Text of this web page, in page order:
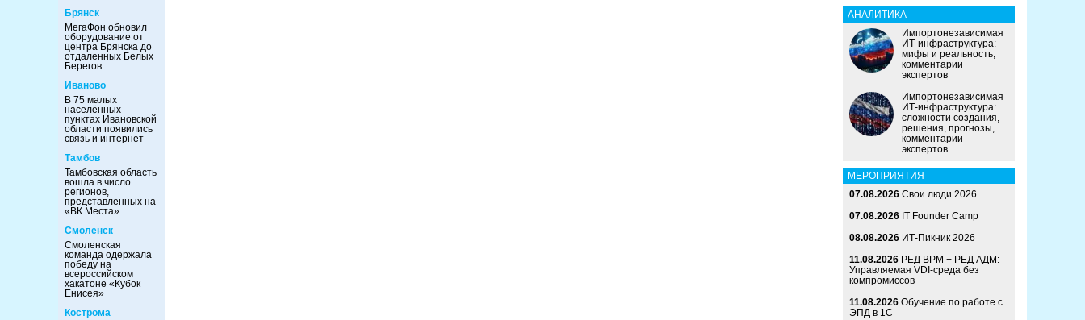
Брянск
МегаФон обновил
оборудование от
центра Брянска до
отдаленных Белых
Берегов
Иваново
В 75 малых
населённых
пунктах Ивановской
области появились
связь и интернет
Тамбов
Тамбовская область
вошла в число
регионов,
представленных на
«ВК Места»
Смоленск
Смоленская
команда одержала
победу на
всероссийском
хакатоне «Кубок
Енисея»
Кострома
АНАЛИТИКА
Импортонезависимая
ИТ-инфраструктура:
мифы и реальность,
комментарии
экспертов
Импортонезависимая
ИТ-инфраструктура:
сложности создания,
решения, прогнозы,
комментарии
экспертов
МЕРОПРИЯТИЯ
07.08.2026 Свои люди 2026
07.08.2026 IT Founder Camp
08.08.2026 ИТ-Пикник 2026
11.08.2026 РЕД ВРМ + РЕД АДМ:
Управляемая VDI-среда без
компромиссов
11.08.2026 Обучение по работе с
ЭПД в 1С